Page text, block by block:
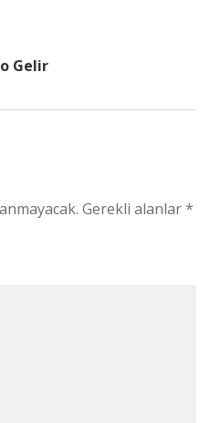
Gelir
Gerekli alanlar*